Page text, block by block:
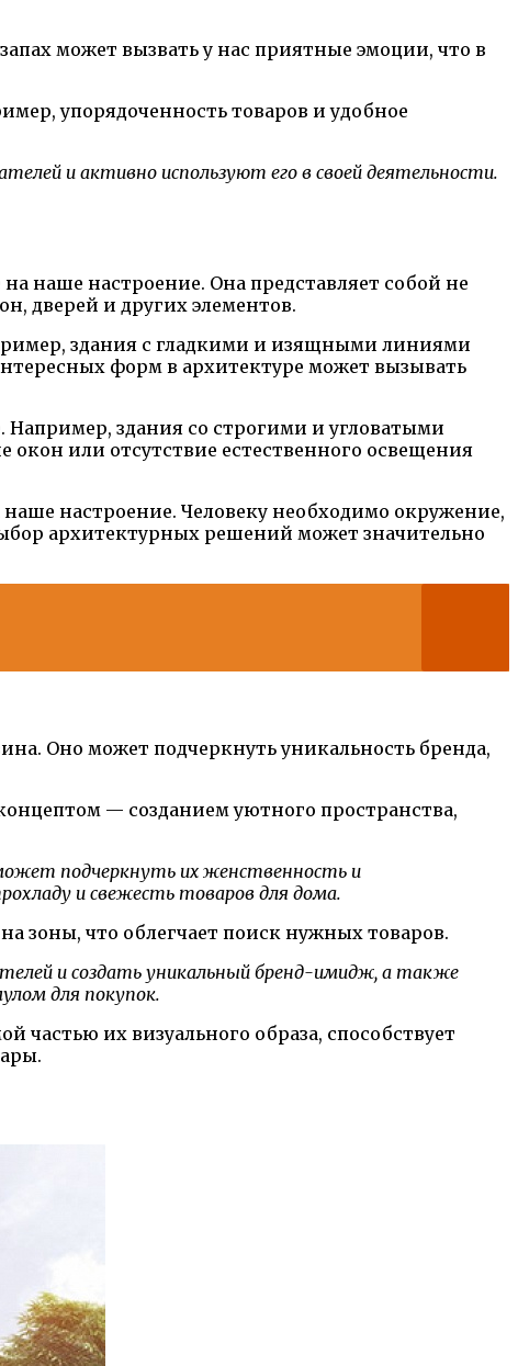
может вызвать у нас приятные эмоции, что в
упорядоченность товаров и удобное
и активно используют его в своей деятельности.
наше настроение. Она представляет собой не
дверей и других элементов.
здания с гладкими и изящными линиями
форм в архитектуре может вызывать
здания со строгими и угловатыми
или отсутствие естественного освещения
настроение. Человеку необходимо окружение,
архитектурных решений может значительно
Оно может подчеркнуть уникальность бренда,
— созданием уютного пространства,
подчеркнуть их женственность и
и свежесть товаров для дома.
зоны, что облегчает поиск нужных товаров.
и создать уникальный бренд-имидж, а также
для покупок.
частью их визуального образа, способствует